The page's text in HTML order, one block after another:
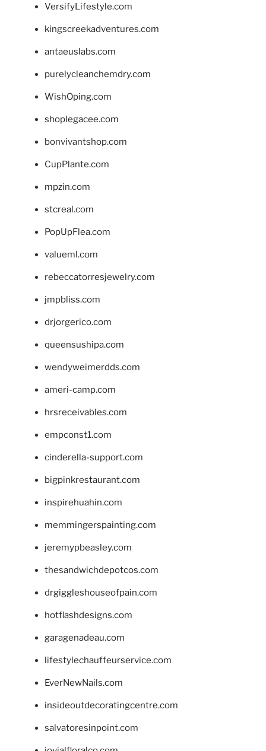
VersifyLifestyle.com
kingscreekadventures.com
antaeuslabs.com
purelycleanchemdry.com
WishOping.com
shoplegacee.com
bonvivantshop.com
CupPlante.com
mpzin.com
stcreal.com
PopUpFlea.com
valueml.com
rebeccatorresjewelry.com
jmpbliss.com
drjorgerico.com
queensushipa.com
wendyweimerdds.com
ameri-camp.com
hrsreceivables.com
empconst1.com
cinderella-support.com
bigpinkrestaurant.com
inspirehuahin.com
memmingerspainting.com
jeremypbeasley.com
thesandwichdepotcos.com
drgiggleshouseofpain.com
hotflashdesigns.com
garagenadeau.com
lifestylechauffeurservice.com
EverNewNails.com
insideoutdecoratingcentre.com
salvatoresinpoint.com